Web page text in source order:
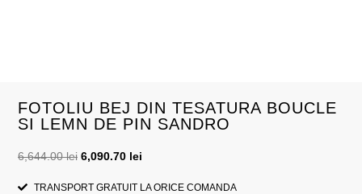
FOTOLIU BEJ DIN TESATURA BOUCLE
SI LEMN DE PIN SANDRO
6,644.00lei 6,090.70 lei
TRANSPORT GRATUIT LA ORICE COMANDA